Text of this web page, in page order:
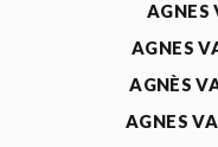
AGNES
AGNES
AGNÈS
AGNES